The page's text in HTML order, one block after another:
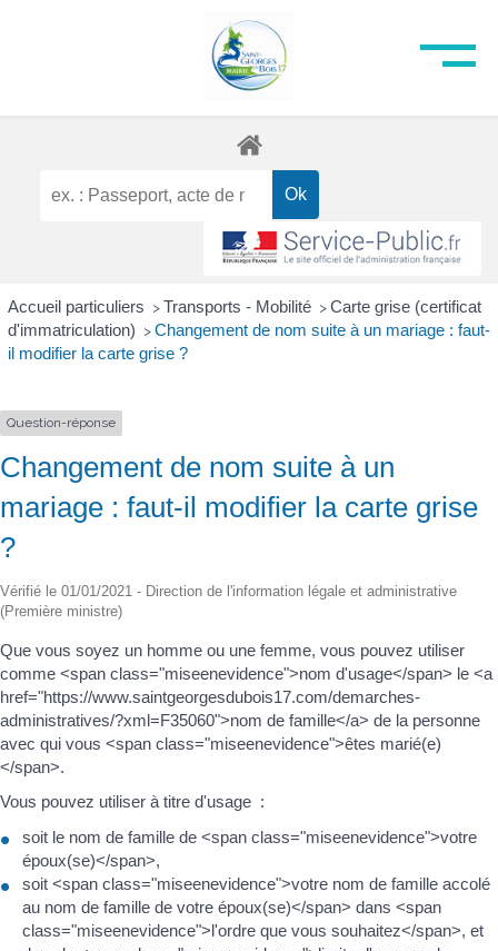
Accueil particuliers > Transports - Mobilité > Carte grise (certificat
d'immatriculation) > Changement de nom suite à un mariage : faut-
il modifier la carte grise ?
Question-réponse
Changement de nom suite à un
mariage : faut-il modifier la carte grise
?
Vérifié le 01/01/2021 - Direction de l'information légale et administrative
(Première ministre)
Que vous soyez un homme ou une femme, vous pouvez utiliser
comme <span class="miseenevidence">nom d'usage</span> le <a
href="https://www.saintgeorgesdubois17.com/demarches-
administratives/?xml=F35060">nom de famille</a> de la personne
avec qui vous <span class="miseenevidence">êtes marié(e)
</span>.
Vous pouvez utiliser à titre d'usage :
soit le nom de famille de <span class="miseenevidence">votre
époux(se)</span>,
soit <span class="miseenevidence">votre nom de famille accolé
au nom de famille de votre époux(se)</span> dans <span
class="miseenevidence">l'ordre que vous souhaitez</span>, et